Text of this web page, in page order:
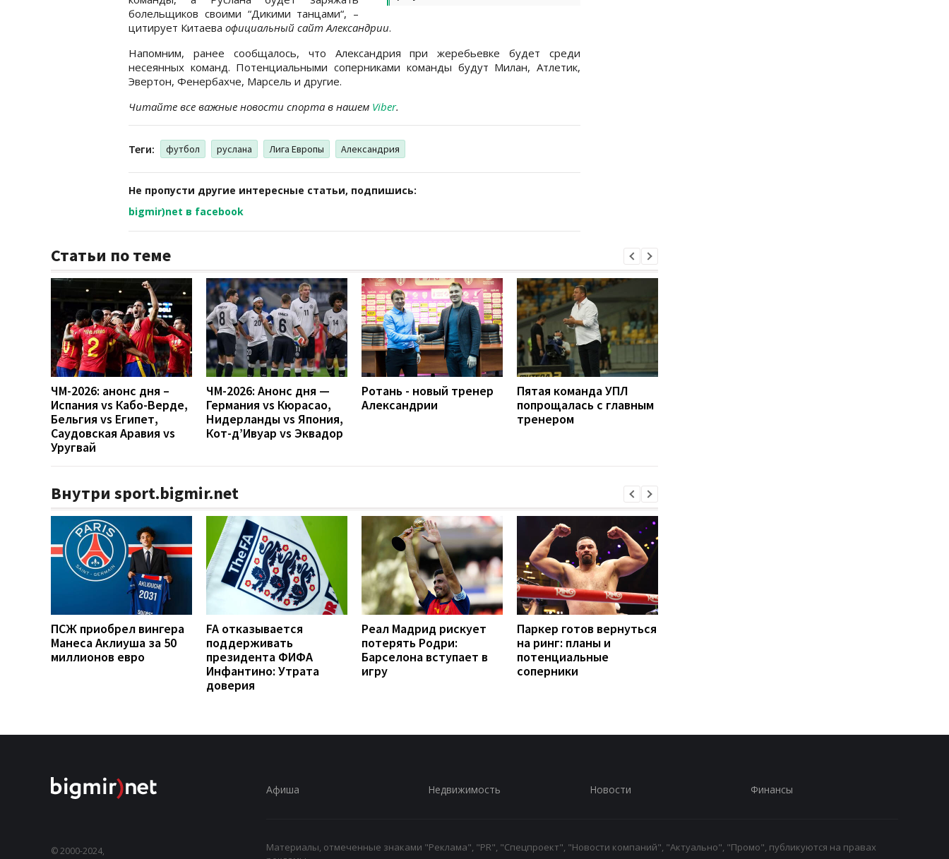
болельщиков своими “Дикими танцами“, –
цитирует Китаева официальный сайт Александрии.
Напомним, ранее сообщалось, что Александрия при жеребьевке будет среди
несеянных команд. Потенциальными соперниками команды будут Милан, Атлетик,
Эвертон, Фенербахче, Марсель и другие.
Читайте все важные новости спорта в нашем Viber.
Теги: футбол руслана Лига Европы Александрия
Не пропусти другие интересные статьи, подпишись:
bigmir)net в facebook
Статьи по теме
ЧМ-2026: анонс дня –
Испания vs Кабо-Верде,
Бельгия vs Египет,
Саудовская Аравия vs
Уругвай
ЧМ-2026: Анонс дня —
Германия vs Кюрасао,
Нидерланды vs Япония,
Кот-д’Ивуар vs Эквадор
Ротань - новый тренер
Александрии
Пятая команда УПЛ
попрощалась с главным
тренером
Внутри sport.bigmir.net
ПСЖ приобрел вингера
Манеса Аклиуша за 50
миллионов евро
FA отказывается
поддерживать
президента ФИФА
Инфантино: Утрата
доверия
Реал Мадрид рискует
потерять Родри:
Барселона вступает в
игру
Паркер готов вернуться
на ринг: планы и
потенциальные
соперники
© 2000-2024,
Афиша Недвижимость Новости Финансы
Материалы, отмеченные знаками "Реклама", "PR", "Спецпроект", "Новости компаний", "Актуально", "Промо", публикуются на правах